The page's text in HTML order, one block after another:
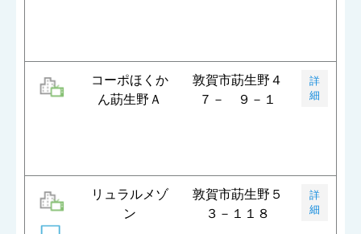
コーポほくか
ん莇生野Ａ
敦賀市莇生野４
７－ ９－１
詳
細
リュラルメゾ
ン
敦賀市莇生野５
３－１１８
詳
細